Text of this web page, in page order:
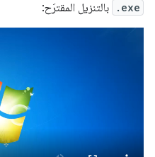
.exe بالتنزيل المقترَح: